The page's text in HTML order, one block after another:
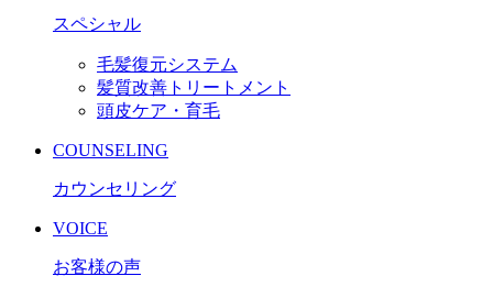
スペシャル
毛髪復元システム
髪質改善トリートメント
頭皮ケア・育毛
COUNSELING
カウンセリング
VOICE
お客様の声